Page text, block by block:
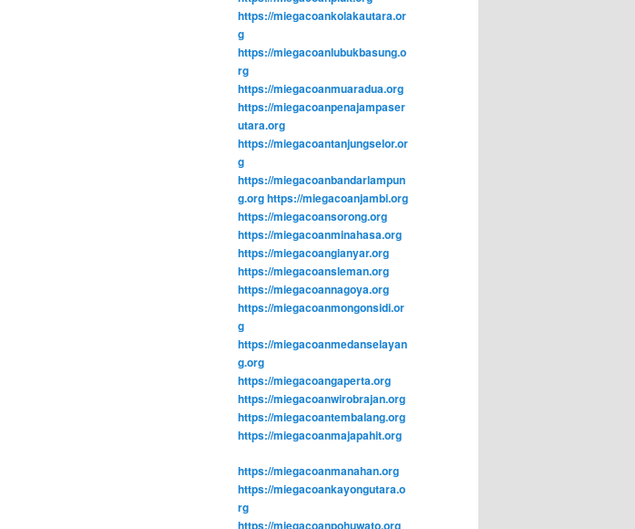
https://miegacoankolakautara.or
g
https://miegacoanlubukbasung.o
rg
https://miegacoanmuaradua.org
https://miegacoanpenajampaser
utara.org
https://miegacoantanjungselor.or
g
https://miegacoanbandarlampun
g.orghttps://miegacoanjambi.org
https://miegacoansorong.org
https://miegacoanminahasa.org
https://miegacoangianyar.org
https://miegacoansleman.org
https://miegacoannagoya.org
https://miegacoanmongonsidi.or
g
https://miegacoanmedanselayan
g.org
https://miegacoangaperta.org
https://miegacoanwirobrajan.org
https://miegacoantembalang.org
https://miegacoanmajapahit.org
https://miegacoanmanahan.org
https://miegacoankayongutara.o
rg